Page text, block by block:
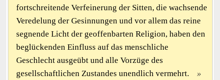
fortschreitende Verfeinerung der Sitten, die wachsende
Veredelung der Gesinnungen und vor allem das reine
segnende Licht der geoffenbarten Religion, haben den
beglückenden Einfluss auf das menschliche
Geschlecht ausgeübt und alle Vorzüge des
gesellschaftlichen Zustandes unendlich vermehrt.